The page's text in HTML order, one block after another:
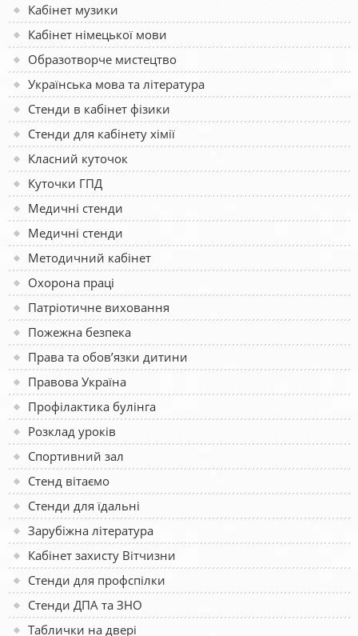
Кабінет музики
Кабінет німецької мови
Образотворче мистецтво
Українська мова та література
Стенди в кабінет фізики
Стенди для кабінету хімії
Класний куточок
Куточки ГПД
Медичні стенди
Медичні стенди
Методичний кабінет
Охорона праці
Патріотичне виховання
Пожежна безпека
Права та обов’язки дитини
Правова Україна
Профілактика булінга
Розклад уроків
Спортивний зал
Стенд вітаємо
Стенди для їдальні
Зарубіжна література
Кабінет захисту Вітчизни
Стенди для профспілки
Стенди ДПА та ЗНО
Таблички на двері